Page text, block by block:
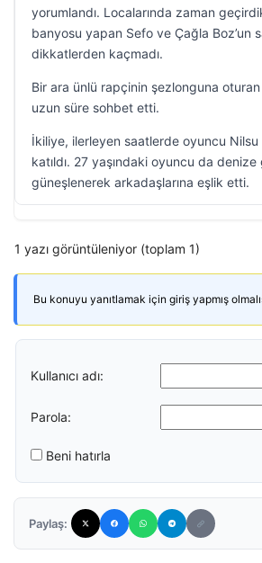
yorumlandı. Localarında zaman
banyosu yapan Sefo ve Çağla Boz’un
dikkatlerden kaçmadı.
Bir ara ünlü rapçinin şezlonguna oturan
uzun süre sohbet etti.
İkiliye, ilerleyen saatlerde oyuncu
katıldı. 27 yaşındaki oyuncu da
güneşlenerek arkadaşlarına eşlik etti.
1 yazı görüntüleniyor (toplam 1)
Bu konuyu yanıtlamak için giriş yapmış
Kullanıcı adı:
Parola:
Beni hatırla
Paylaş: